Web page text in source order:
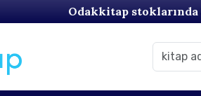
Odakkitap stoklarında